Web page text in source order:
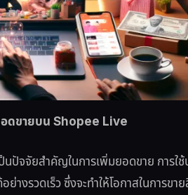
ดขายบน Shopee Live
ปัจจัยสำคัญในการเพิ่มยอดขาย การใ
งรวดเร็ว ซึ่งจะทำให้โอกาสในการข